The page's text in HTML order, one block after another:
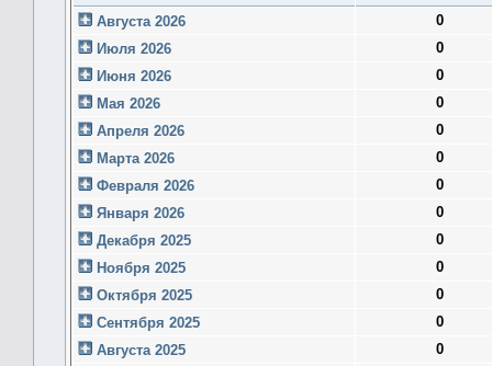
Августа 2026
0
Июля 2026
0
Июня 2026
0
Мая 2026
0
Апреля 2026
0
Марта 2026
0
Февраля 2026
0
Января 2026
0
Декабря 2025
0
Ноября 2025
0
Октября 2025
0
Сентября 2025
0
Августа 2025
0